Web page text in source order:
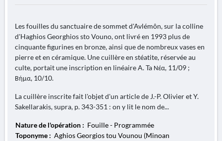
Les fouilles du sanctuaire de sommet d'Avlémôn, sur la colline
d'Haghios Georghios sto Vouno, ont livré en 1993 plus de
cinquante figurines en bronze, ainsi que de nombreux vases en
pierre et en céramique. Une cuillère en stéatite, réservée au
culte, portait une inscription en linéaire A. Ta Νέα, 11/09 ;
Βήμα, 10/10.
La cuillère inscrite fait l'objet d'un article de J.-P. Olivier et Y.
Sakellarakis, supra, p. 343-351 : on y lit le nom de...
Nature de l'opération : Fouille - Programmée
Toponyme : Aghios Georgios tou Vounou (Minoan